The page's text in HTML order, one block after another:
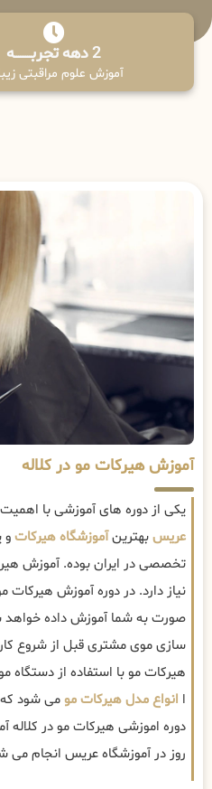
2 دهه تجربـــــــــه
آموزش علوم مراقبتی
آموزش هیرکات مو در کلاله
یکی از دوره های آموزشی با
عریسبهترینآموزشگاه هیرکاتو
تخصصی در ایران بوده. آموزش
نیاز دارد. در دوره آموزش
صورت به شما آموزش داده خواهد
سازی موی مشتری قبل از شروع
هیرکات مو با استفاده از
ا انواع مدل هیرکات مومی شود که
دوره اموزشی هیرکات مو در
روز در آموزشگاه عریس انجام می